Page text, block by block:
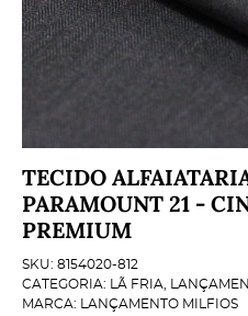
TECIDO
PARAMOUNT 21 -
PREMIUM
SKU: 8154020-812
CATEGORIA:
LÃ FRIA
MARCA:
LANÇAMENTO MILFIOS